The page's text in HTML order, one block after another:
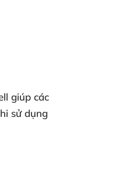
giúp các
sử dụng